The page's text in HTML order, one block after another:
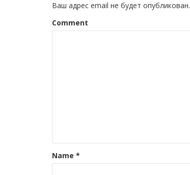
Ваш адрес email не будет опубликован.
Comment
Name *